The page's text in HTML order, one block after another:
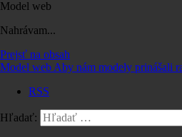
Model web
Nahrávam...
Prejsť na obsah
Model web Aby nám modely prinášali
RSS
Hľadať: